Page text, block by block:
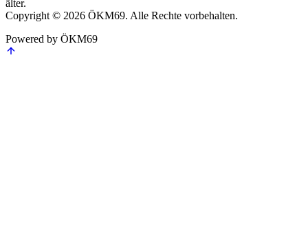
älter.
Copyright © 2026 ÖKM69. Alle Rechte vorbehalten.
Powered by ÖKM69